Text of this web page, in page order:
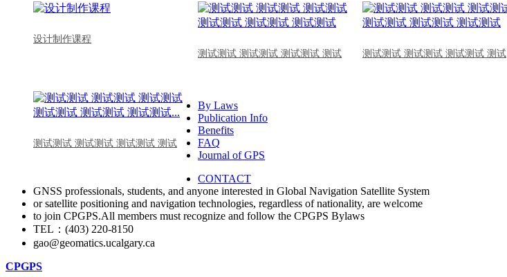
设计制作课程
测试测试 测试测试 测试测试 测试
测试测试 测试测试 测试测试 测试
测试测试 测试测试 测试测试 测试
By Laws
Publication Info
Benefits
FAQ
Journal of GPS
CONTACT
GNSS professionals, students, and anyone interested in Global Navigation Satellite System
or satellite positioning and navigation technologies, regardless of nationality, are welcome
to join CPGPS.All members must recognize and follow the CPGPS Bylaws
TEL：(403) 220-8150
gao@geomatics.ucalgary.ca
CPGPS